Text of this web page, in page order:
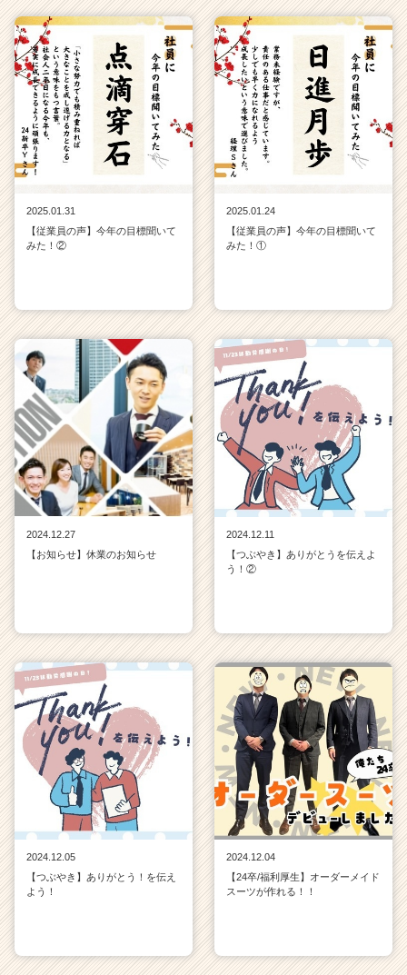
2025.01.31
【従業員の声】今年の目標聞いて
みた！②
2025.01.24
【従業員の声】今年の目標聞いて
みた！①
2024.12.27
【お知らせ】休業のお知らせ
2024.12.11
【つぶやき】ありがとうを伝えよ
う！②
2024.12.05
【つぶやき】ありがとう！を伝え
よう！
2024.12.04
【24卒/福利厚生】オーダーメイド
スーツが作れる！！